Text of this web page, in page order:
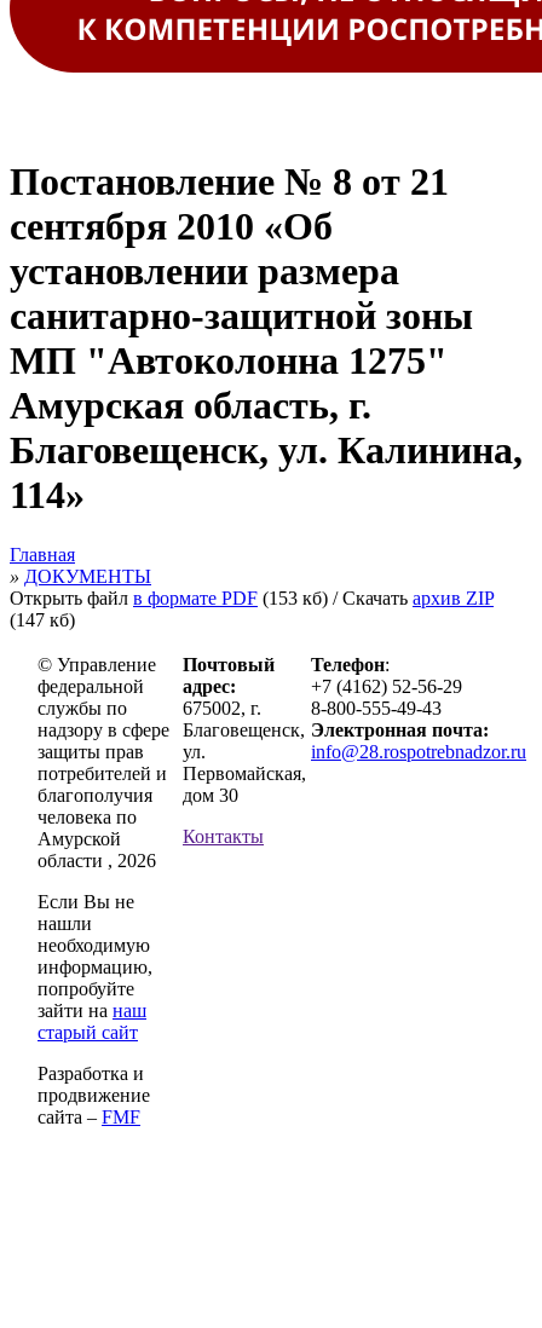
Постановление № 8 от 21
сентября 2010 «Об
установлении размера
санитарно-защитной зоны
МП "Автоколонна 1275"
Амурская область, г.
Благовещенск, ул. Калинина,
114»
Главная
» ДОКУМЕНТЫ
Открыть файл в формате PDF (153 кб) / Скачать архив ZIP
(147 кб)
© Управление
федеральной
службы по
надзору в сфере
защиты прав
потребителей и
благополучия
человека по
Амурской
области , 2026
Если Вы не
нашли
необходимую
информацию,
попробуйте
зайти на наш
старый сайт
Разработка и
продвижение
сайта – FMF
Почтовый
адрес:
675002, г.
Благовещенск,
ул.
Первомайская,
дом 30
Контакты
Телефон:
+7 (4162) 52-56-29
8-800-555-49-43
Электронная почта:
info@28.rospotrebnadzor.ru